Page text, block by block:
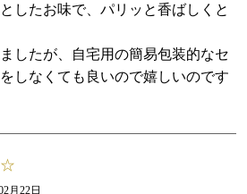
したお味で、パリッと香ばしくと
したが、自宅用の簡易包装的なセ
しなくても良いので嬉しいのです
月22日